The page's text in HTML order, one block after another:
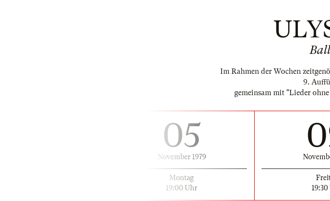
Im Rahmen der Wochen
9.
gemeinsam mit "Lieder
05
November 1979
Montag
19:00 Uhr